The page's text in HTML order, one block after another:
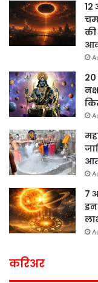
की
7
इन
करिअर